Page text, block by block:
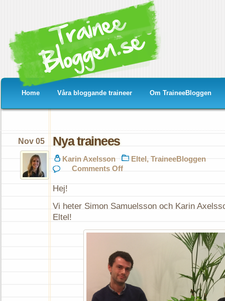
Home Våra bloggande traineer Om TraineeBloggen
Nya trainees
Nov 05
Karin Axelsson Eltel, TraineeBloggen
Comments Off
Hej!
Vi heter Simon Samuelsson och Karin
Eltel!